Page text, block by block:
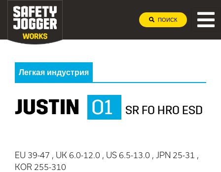
ПОИСК
Легкая индустрия
JUSTIN O1 SR FO HRO ESD
EU 39-47 , UK 6.0-12.0 , US 6.5-13.0 , JPN 25-31 ,
KOR 255-310